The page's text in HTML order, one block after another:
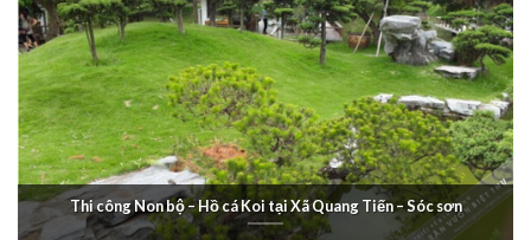
Thi công Non bộ – Hồ cá Koi tại Xã Quang Tiến – Sóc sơn